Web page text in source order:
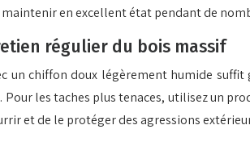
en excellent état pendant de
régulier du bois massif
un chiffon doux légèrement humide
les taches plus tenaces, utilisez un
et de le protéger des agressions